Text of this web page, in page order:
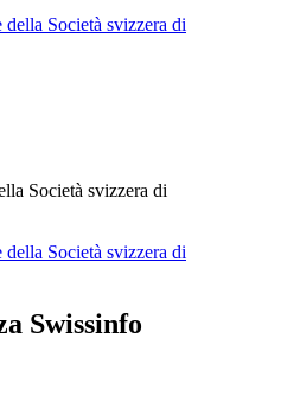
Società svizzera di
Swissinfo